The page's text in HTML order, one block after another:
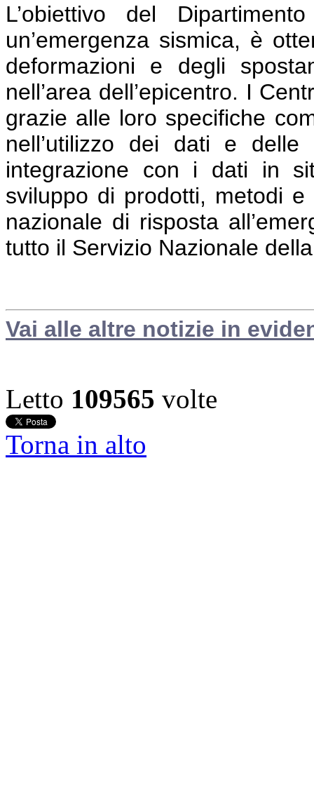
L’obiettivo del
un’emergenza sismica, è
deformazioni e degli
nell’area dell’epicentro. I
grazie alle loro specifiche
nell’utilizzo dei dati e
integrazione con i dati in
sviluppo di prodotti, metodi
nazionale di risposta
tutto il Servizio Nazionale
Vai alle altre notizie in
Letto 109565 volte
Torna in alto